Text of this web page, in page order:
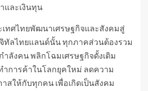
และเงินทุน
เทศไทยพัฒนาเศรษฐกิจและสังคมสู่
ทัลไทยแลนด์นั้น ทุกภาคส่วนต้องรวม
ลังคน พลิกโฉมเศรษฐกิจดั้งเดิม
ำการค้าในโลกยุคใหม่ ลดความ
าสให้กับทุกคน เพื่อเกิดเป็นสังคม